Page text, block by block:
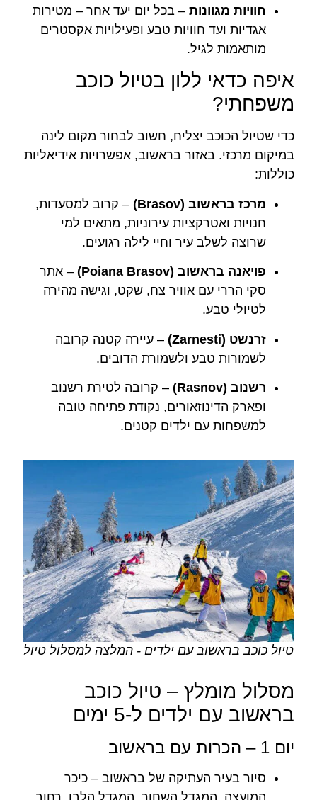
חוויות מגוונות – בכל יום יעד אחר – מטירות
אגדיות ועד חוויות טבע ופעילויות אקסטרים
מותאמות לגיל.
איפה כדאי ללון בטיול כוכב
משפחתי?
כדי שטיול הכוכב יצליח, חשוב לבחור מקום לינה
במיקום מרכזי. באזור בראשוב, אפשרויות אידיאליות
כוללות:
מרכז בראשוב (Brasov)
– קרוב למסעדות,
חנויות ואטרקציות עירוניות, מתאים למי
שרוצה לשלב עיר וחיי לילה רגועים.
פויאנה בראשוב (Poiana Brasov)
– אתר
סקי הררי עם אוויר צח, שקט, וגישה מהירה
לטיולי טבע.
זרנשט (Zarnesti)
– עיירה קטנה קרובה
לשמורות טבע ולשמורת הדובים.
רשנוב (Rasnov)
– קרובה לטירת רשנוב
ופארק הדינוזאורים, נקודת פתיחה טובה
למשפחות עם ילדים קטנים.
טיול כוכב בראשוב עם ילדים - המלצה למסלול טיול
מסלול מומלץ – טיול כוכב
בראשוב עם ילדים ל-5 ימים
יום 1 – הכרות עם בראשוב
סיור בעיר העתיקה של בראשוב – כיכר
המועצה, המגדל השחור, המגדל הלבן, רחוב